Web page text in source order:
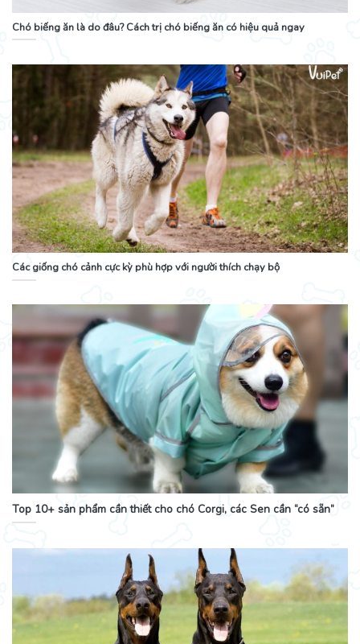
Chó biếng ăn là do đâu? Cách trị chó biếng ăn có hiệu quả ngay
Các giống chó cảnh cực kỳ phù hợp với người thích chạy bộ
Top 10+ sản phẩm cần thiết cho chó Corgi, các Sen cần “có sẵn”